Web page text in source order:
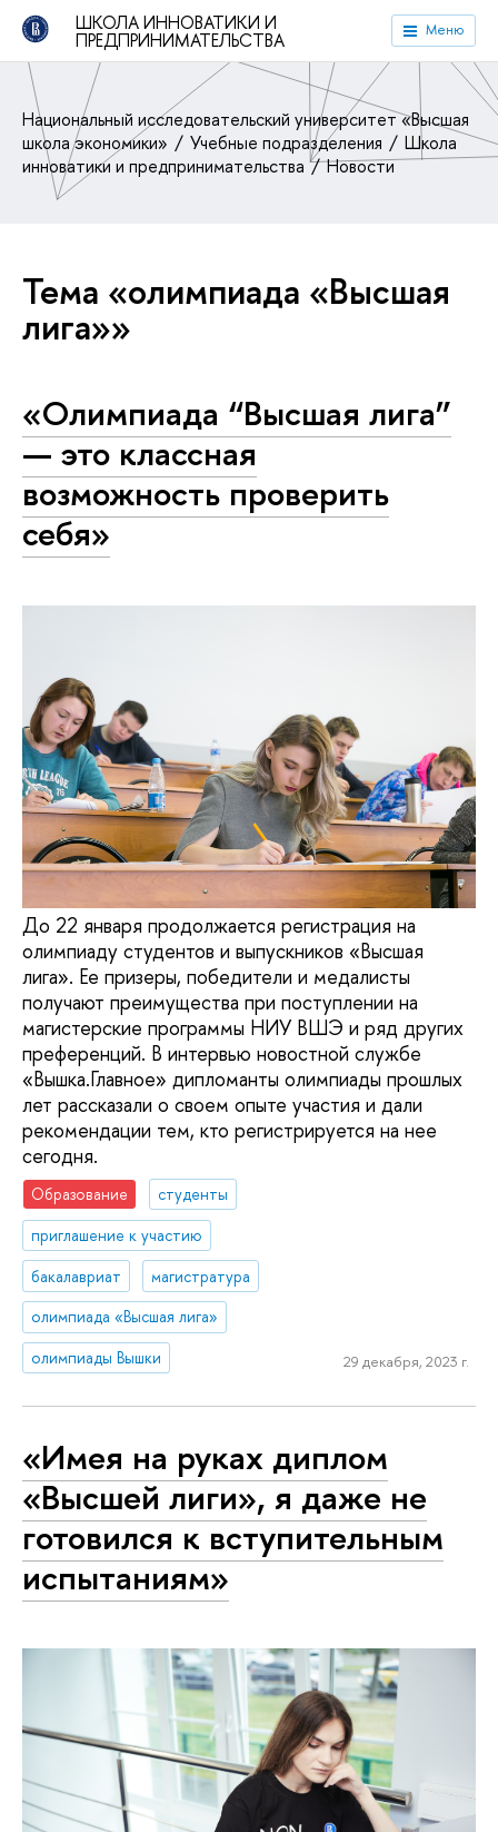
ШКОЛА ИННОВАТИКИ И
ПРЕДПРИНИМАТЕЛЬСТВА Меню
Национальный исследовательский университет «Высшая
школа экономики»
Учебные подразделения
Школа
инноватики и предпринимательства
Новости
Тема «олимпиада «Высшая
лига»»
«Олимпиада “Высшая лига”
— это классная
возможность проверить
себя»
До 22 января продолжается регистрация на
олимпиаду студентов и выпускников «Высшая
лига». Ее призеры, победители и медалисты
получают преимущества при поступлении на
магистерские программы НИУ ВШЭ и ряд других
преференций. В интервью новостной службе
«Вышка.Главное» дипломанты олимпиады прошлых
лет рассказали о своем опыте участия и дали
рекомендации тем, кто регистрируется на нее
сегодня.
Образование
студенты
приглашение к участию
бакалавриат
магистратура
олимпиада «Высшая лига»
олимпиады Вышки
29 декабря, 2023 г.
«Имея на руках диплом
«Высшей лиги», я даже не
готовился к вступительным
испытаниям»